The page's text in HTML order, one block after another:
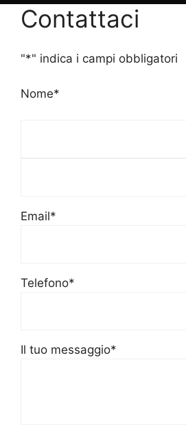
Contattaci
"*" indica i campi obbligatori
Nome*
Email*
Telefono*
Il tuo messaggio*